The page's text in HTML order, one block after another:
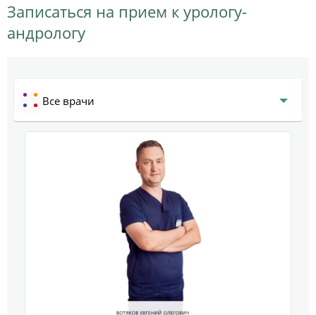
Записаться на прием к урологу-
андрологу
Все врачи